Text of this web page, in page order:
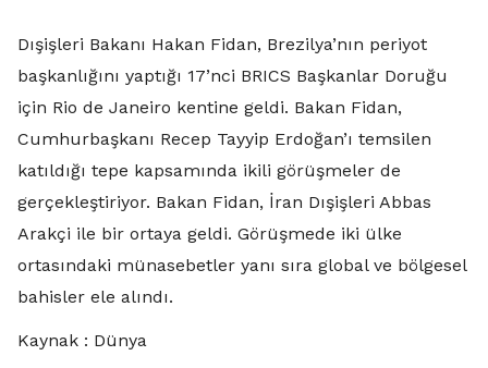
Dışişleri Bakanı Hakan Fidan, Brezilya’nın periyot
başkanlığını yaptığı 17’nci BRICS Başkanlar Doruğu
için Rio de Janeiro kentine geldi. Bakan Fidan,
Cumhurbaşkanı Recep Tayyip Erdoğan’ı temsilen
katıldığı tepe kapsamında ikili görüşmeler de
gerçekleştiriyor. Bakan Fidan, İran Dışişleri Abbas
Arakçi ile bir ortaya geldi. Görüşmede iki ülke
ortasındaki münasebetler yanı sıra global ve bölgesel
bahisler ele alındı.
Kaynak : Dünya